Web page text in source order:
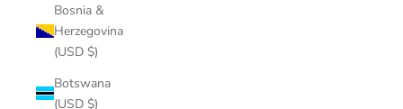
Bosnia &
Herzegovina
(USD $)
Botswana
(USD $)